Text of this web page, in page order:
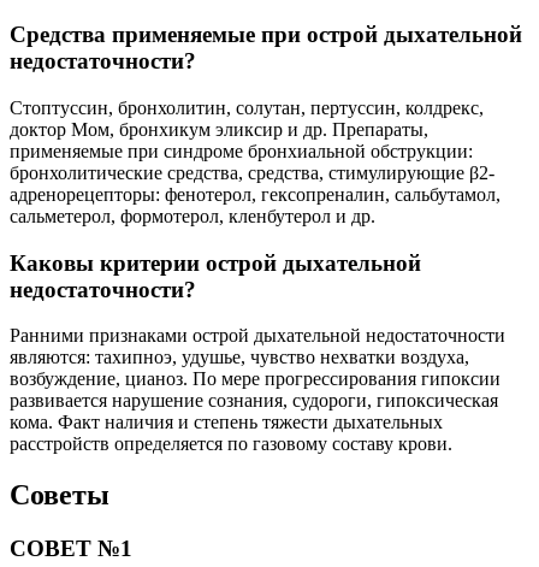
Средства применяемые при острой дыхательной
недостаточности?
Стоптуссин, бронхолитин, солутан, пертуссин, колдрекс,
доктор Мом, бронхикум эликсир и др. Препараты,
применяемые при синдроме бронхиальной обструкции:
бронхолитические средства, средства, стимулирующие β2-
адренорецепторы: фенотерол, гексопреналин, сальбутамол,
сальметерол, формотерол, кленбутерол и др.
Каковы критерии острой дыхательной
недостаточности?
Ранними признаками острой дыхательной недостаточности
являются: тахипноэ, удушье, чувство нехватки воздуха,
возбуждение, цианоз. По мере прогрессирования гипоксии
развивается нарушение сознания, судороги, гипоксическая
кома. Факт наличия и степень тяжести дыхательных
расстройств определяется по газовому составу крови.
Советы
СОВЕТ №1